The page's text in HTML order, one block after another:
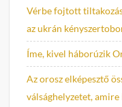
Vérbe fojtott
az ukrán
Íme, kivel háborúzik
Az orosz elképesztő
válsághelyzetet,